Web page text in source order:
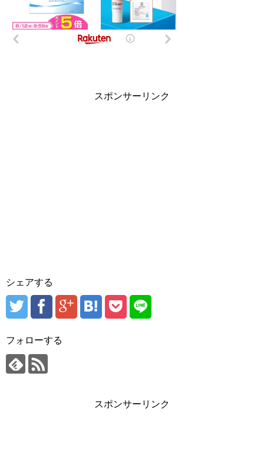
スポンサーリンク
シェアする
フォローする
スポンサーリンク